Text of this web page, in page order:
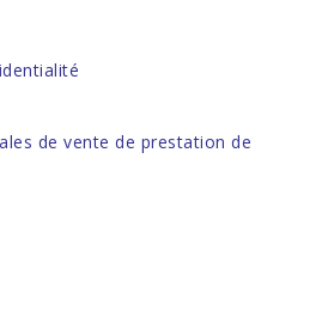
de vente de prestation de